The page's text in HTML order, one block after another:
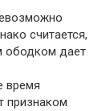
считается,
ободком дает
время
признаком